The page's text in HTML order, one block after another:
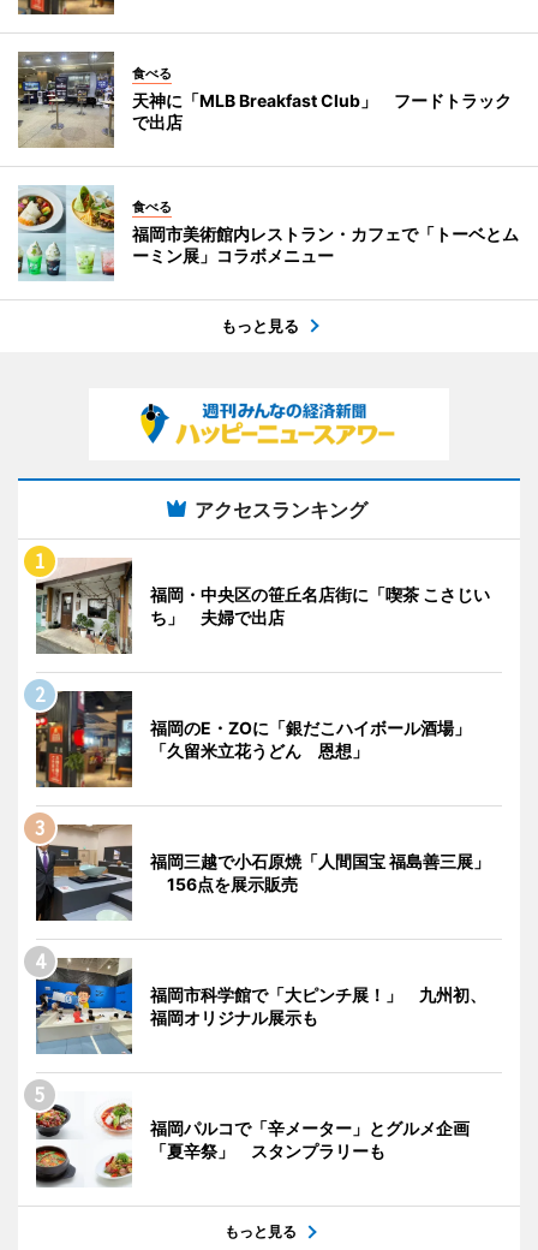
食べる
天神に「MLB Breakfast Club」 フードトラック
で出店
食べる
福岡市美術館内レストラン・カフェで「トーベとム
ーミン展」コラボメニュー
もっと見る
アクセスランキング
福岡・中央区の笹丘名店街に「喫茶 こさじい
ち」 夫婦で出店
福岡のE・ZOに「銀だこハイボール酒場」
「久留米立花うどん 恩想」
福岡三越で小石原焼「人間国宝 福島善三展」
156点を展示販売
福岡市科学館で「大ピンチ展！」 九州初、
福岡オリジナル展示も
福岡パルコで「辛メーター」とグルメ企画
「夏辛祭」 スタンプラリーも
もっと見る